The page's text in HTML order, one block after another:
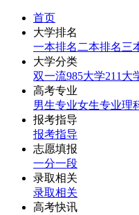
首页
大学排名
一本排名 二本排名三
大学分类
双一流985大学211大
高考专业
男生专业女生专业理
报考指导
报考指导
志愿填报
一分一段
录取相关
录取相关
高考快讯